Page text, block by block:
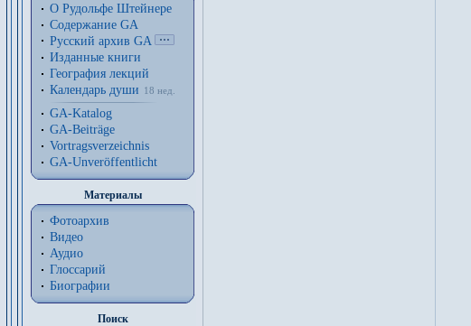
О Рудольфе Штейнере
Содержание GA
Русский архив GA
Изданные книги
География лекций
Календарь души
18 нед.
GA-Katalog
GA-Beiträge
Vortragsverzeichnis
GA-Unveröffentlicht
Материалы
Фотоархив
Видео
Аудио
Глоссарий
Биографии
Поиск